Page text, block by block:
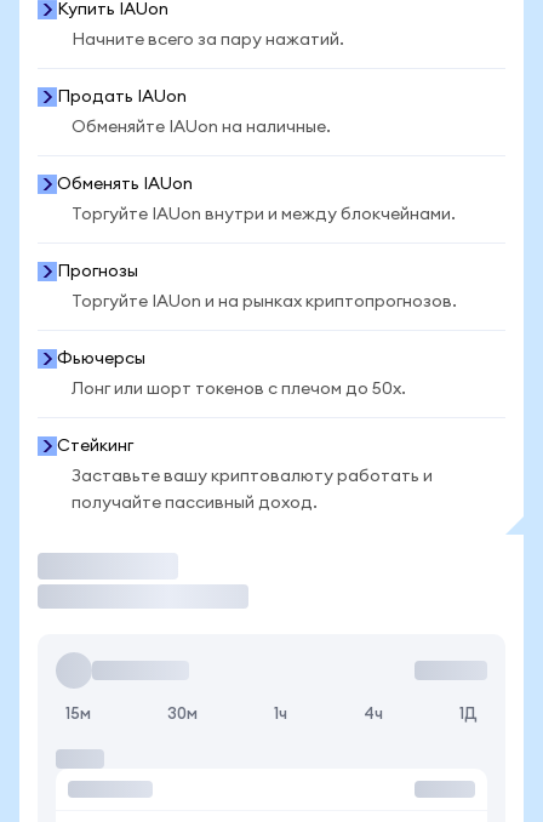
Купить IAUon
Начните всего за пару нажатий.
Продать IAUon
Обменяйте IAUon на наличные.
Обменять IAUon
Торгуйте IAUon внутри и между блокчейнами.
Прогнозы
Торгуйте IAUon и на рынках криптопрогнозов.
Фьючерсы
Лонг или шорт токенов с плечом до 50x.
Стейкинг
Заставьте вашу криптовалюту работать и
получайте пассивный доход.
15м 30м 1ч 4ч 1Д